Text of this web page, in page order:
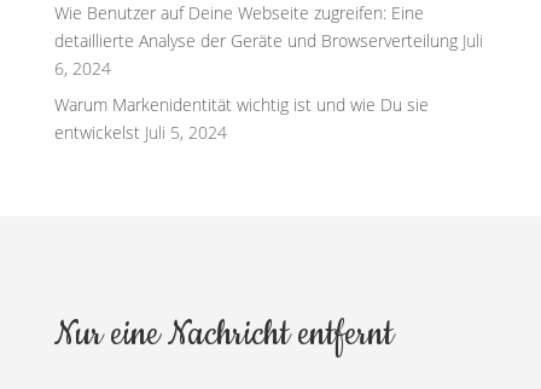
Wie Benutzer auf Deine Webseite zugreifen: Eine
detaillierte Analyse der Geräte und Browserverteilung Juli
6, 2024
Warum Markenidentität wichtig ist und wie Du sie
entwickelst Juli 5, 2024
Nur eine Nachricht entfernt